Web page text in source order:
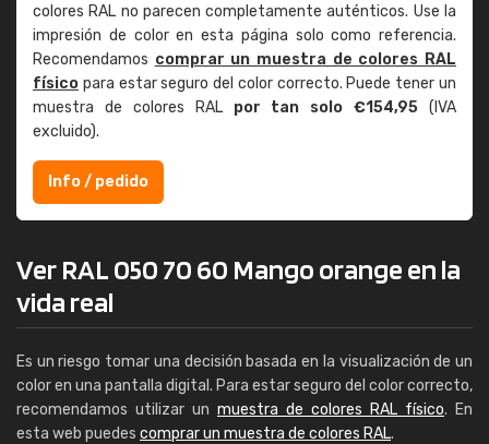
colores RAL no parecen completamente auténticos. Use la
impresión de color en esta página solo como referencia.
Recomendamos comprar un muestra de colores RAL
físico para estar seguro del color correcto. Puede tener un
muestra de colores RAL por tan solo €154,95 (IVA
excluido).
Info / pedido
Ver RAL 050 70 60 Mango orange en la
vida real
Es un riesgo tomar una decisión basada en la visualización de un
color en una pantalla digital. Para estar seguro del color correcto,
recomendamos utilizar un muestra de colores RAL físico. En
esta web puedes comprar un muestra de colores RAL.